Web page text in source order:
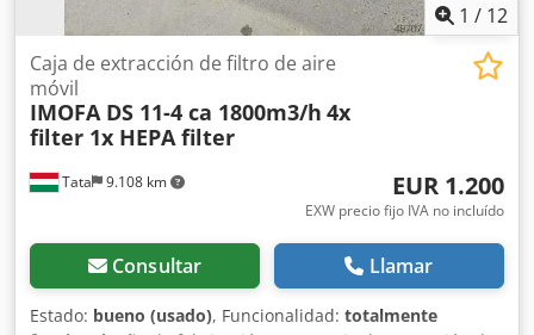
1 / 12
Tata 9.108 km
Caja de extracción de filtro de aire
móvil
IMOFA DS 11-4 ca 1800m3/h 4x
filter 1x HEPA filter
EUR 1.200
EXW precio fijo IVA no incluído
Consultar Llamar
Estado: bueno (usado), Funcionalidad: totalmente